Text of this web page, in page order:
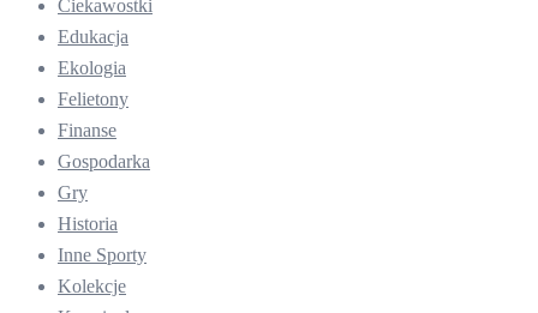
Ciekawostki
Edukacja
Ekologia
Felietony
Finanse
Gospodarka
Gry
Historia
Inne Sporty
Kolekcje